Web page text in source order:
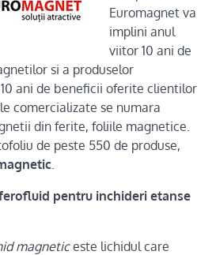
Euromagnet va
implini anul
viitor 10 ani de
si a produselor
ani de beneficii oferite clientilor
comercializate se numara
din ferite, foliile magnetice.
de peste 550 de produse,
pentru inchideri etanse
magneticeste lichidul care